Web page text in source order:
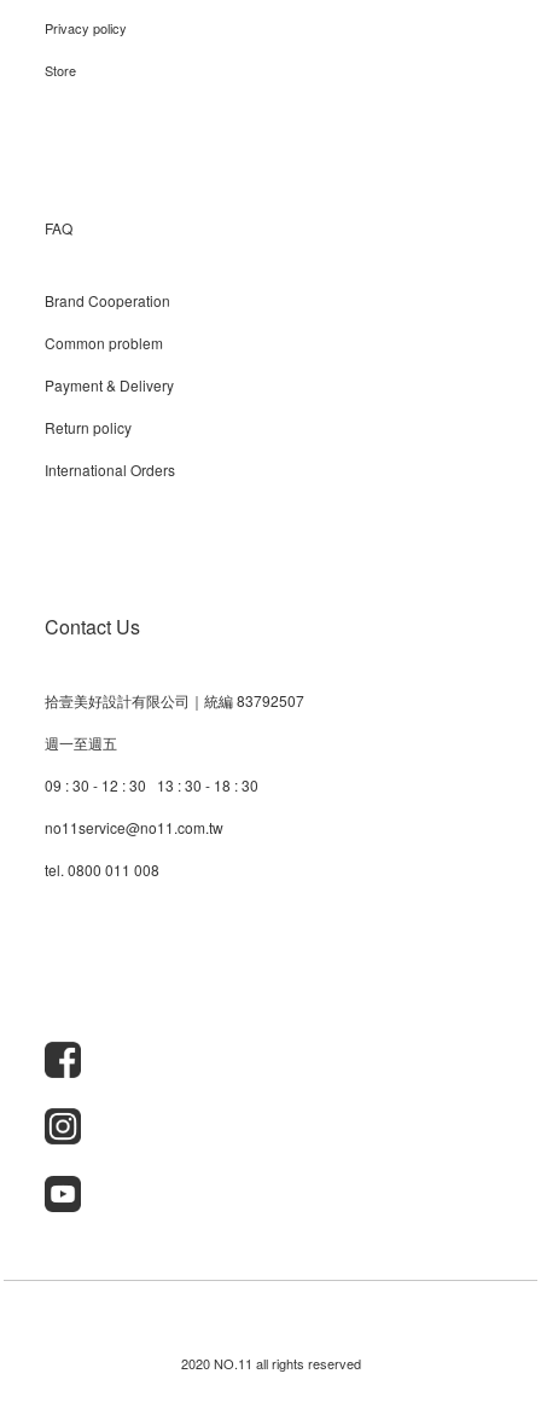
Privacy policy
Store
FAQ
Brand Cooperation
Common problem
Payment & Delivery
Return policy
International Orders
Contact Us
拾壹美好設計有限公司｜統編 83792507
週一至週五
09 : 30 - 12 : 30 13 : 30 - 18 : 30
no11service@no11.com.tw
tel. 0800 011 008
2020 NO.11 all rights reserved